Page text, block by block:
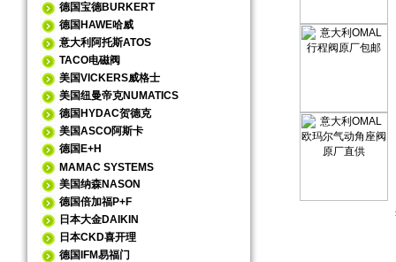
德国宝德BURKERT
德国HAWE哈威
意大利阿托斯ATOS
TACO电磁阀
美国VICKERS威格士
美国纽曼帝克NUMATICS
德国HYDAC贺德克
美国ASCO阿斯卡
德国E+H
MAMAC SYSTEMS
美国纳森NASON
德国倍加福P+F
日本大金DAIKIN
日本CKD喜开理
德国IFM易福门